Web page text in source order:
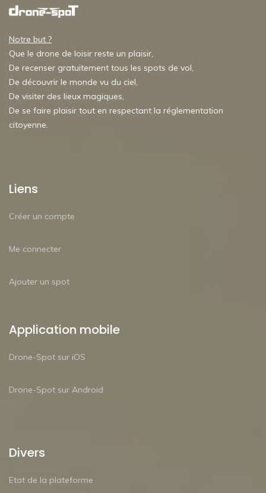
Notre but ?
Que le drone de loisir reste un plaisir,
De recenser gratuitement tous les spots de vol,
De découvrir le monde vu du ciel,
De visiter des lieux magiques,
De se faire plaisir tout en respectant la réglementation
citoyenne.
Liens
Créer un compte
Me connecter
Ajouter un spot
Application mobile
Drone-Spot sur iOS
Drone-Spot sur Android
Divers
Etat de la plateforme